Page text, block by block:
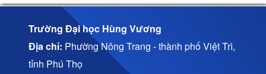
Trường Đại học Hùng Vương
Địa chỉ: Phường Nông Trang - thành phố Việt Trì,
tỉnh Phú Thọ